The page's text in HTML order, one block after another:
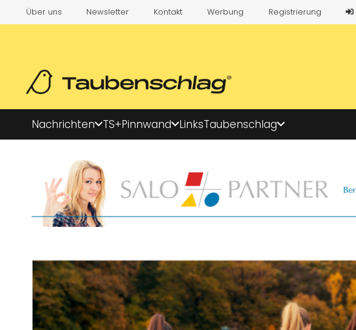
Über uns Newsletter Kontakt Werbung Registrierung
Nachrichten TS+Pinnwand LinksTaubenschlag